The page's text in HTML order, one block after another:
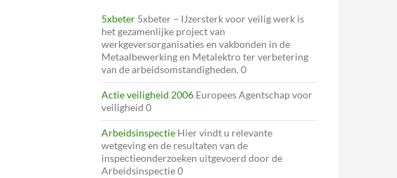
5xbeter 5xbeter – IJzersterk voor veilig werk is
het gezamenlijke project van
werkgeversorganisaties en vakbonden in de
Metaalbewerking en Metalektro ter verbetering
van de arbeidsomstandigheden. 0
Actie veiligheid 2006 Europees Agentschap voor
veiligheid 0
Arbeidsinspectie Hier vindt u relevante
wetgeving en de resultaten van de
inspectieonderzoeken uitgevoerd door de
Arbeidsinspectie 0